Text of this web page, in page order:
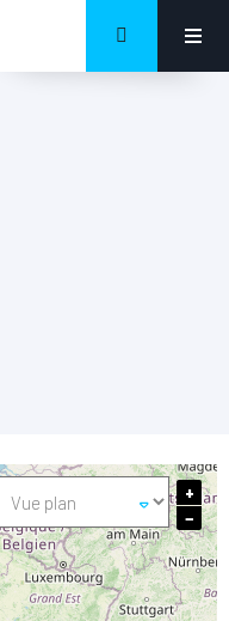
+
−